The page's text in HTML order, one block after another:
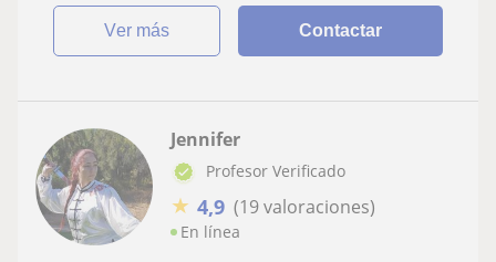
ver más Contactar
Jennifer
Profesor Verificado
★ 4,9 (19 valoraciones)
En línea